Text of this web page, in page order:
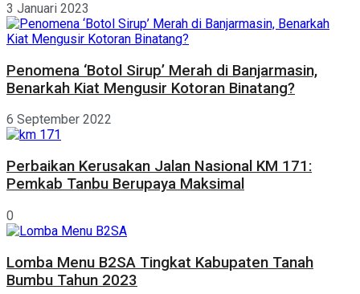
3 Januari 2023
Penomena ‘Botol Sirup’ Merah di Banjarmasin,
Benarkah Kiat Mengusir Kotoran Binatang?
6 September 2022
Perbaikan Kerusakan Jalan Nasional KM 171:
Pemkab Tanbu Berupaya Maksimal
0
Lomba Menu B2SA Tingkat Kabupaten Tanah
Bumbu Tahun 2023